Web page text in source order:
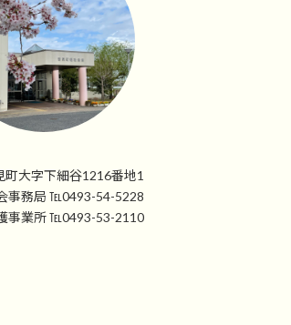
町大字下細谷1216番地1
事務局 ℡0493-54-5228
事業所 ℡0493-53-2110